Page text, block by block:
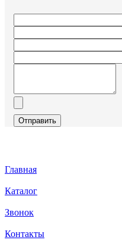
Отправить
Главная
Каталог
Звонок
Контакты